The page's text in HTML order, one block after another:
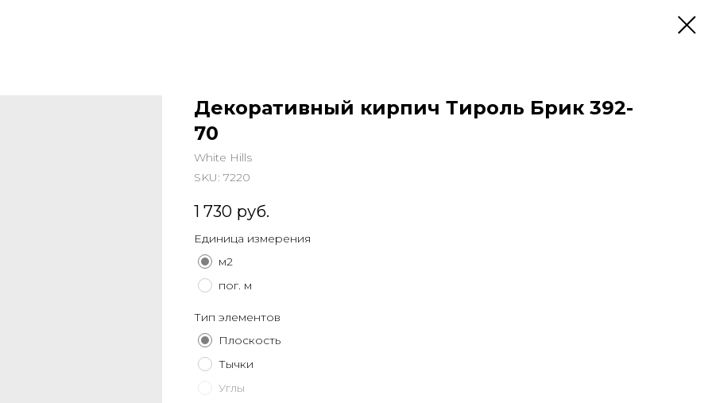
Декоративный кирпич Тироль Брик 392-
70
White Hills
SKU: 7220
1 730 руб.
Единица измерения
м2
пог. м
Тип элементов
Плоскость
Тычки
Углы